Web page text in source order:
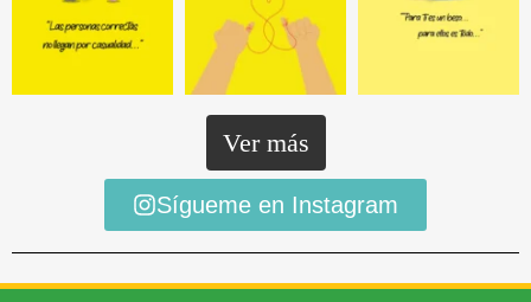
Ver más
Sígueme en Instagram